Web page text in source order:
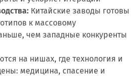
Китайские заводы готовы
к массовому
чем западные конкуренты
на нишах, где технология и
медицина, спасение и